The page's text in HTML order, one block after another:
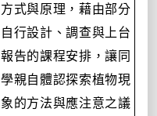
方式與原理，藉由部分
自行設計、調查與上台
報告的課程安排，讓同
學親自體認探索植物現
象的方法與應注意之議